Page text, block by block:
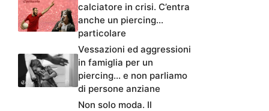
calciatore in crisi. C’entra
anche un piercing…
particolare
Vessazioni ed aggressioni
in famiglia per un
piercing… e non parliamo
di persone anziane
Non solo moda. Il